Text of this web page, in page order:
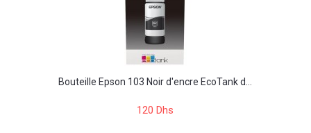
Bouteille Epson 103 Noir d'encre EcoTank d...
120 Dhs